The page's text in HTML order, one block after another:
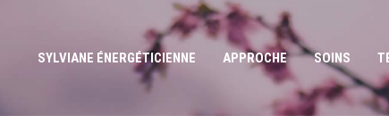
SYLVIANE ÉNERGÉTICIENNE APPROCHE SOINS